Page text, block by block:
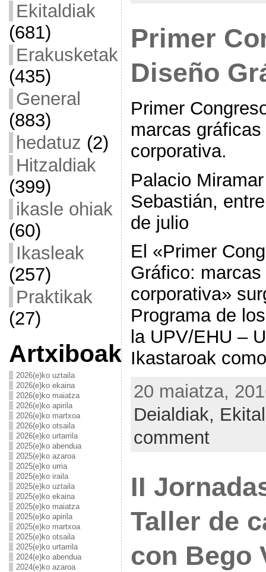
Ekitaldiak
(681)
Erakusketak
(435)
General
(883)
hedatuz (2)
Hitzaldiak
(399)
ikasle ohiak
(60)
Ikasleak
(257)
Praktikak
(27)
Artxiboak
2026(e)ko uztaila
2026(e)ko ekaina
2026(e)ko maiatza
2026(e)ko apirila
2026(e)ko martxoa
2026(e)ko otsaila
2026(e)ko urtarrila
2025(e)ko abendua
2025(e)ko azaroa
2025(e)ko urria
2025(e)ko iraila
2025(e)ko uztaila
2025(e)ko ekaina
2025(e)ko maiatza
2025(e)ko apirila
2025(e)ko martxoa
2025(e)ko otsaila
2025(e)ko urtarrila
2024(e)ko abendua
2024(e)ko azaroa
Primer
Diseño
Primer
marcas
corporativa.
Palacio
Sebastián,
de julio
El «Primer
Gráfico:
corporativa»
Programa de
la UPV/EHU –
Ikastaroak
20 maiatza,
Deialdiak,
comment
II
Taller de
con Bego